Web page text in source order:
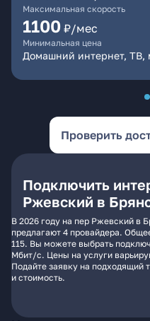
Максимальная скорость
1100 ₽/мес
Минимальная цена
Домашний интернет, ТВ,
Проверить
Подключить
Ржевский в
В 2026 году на пер Ржевский в
предлагают 4 провайдера.
115. Вы можете выбрать
Мбит/с. Цены на услуги
Подайте заявку на подходящий
и стоимость.